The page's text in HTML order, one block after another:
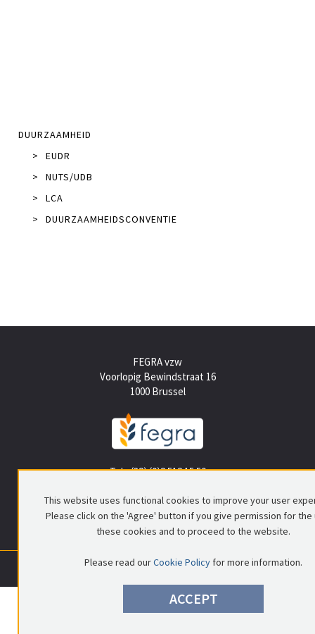
DUURZAAMHEID
>
EUDR
>
NUTS/UDB
>
LCA
>
DUURZAAMHEIDSCONVENTIE
FEGRA vzw
Voorlopig Bewindstraat 16
1000 Brussel
Tel +(32) (0)2 512 15 50
RPR Brussel|© FEGRA| Privacy policy|Disclaimer
This website uses functional cookies to improve your user
Please click on the 'Agree' button if you give permission for the
these cookies and to proceed to the website.
Please read ourCookie Policy for more information.
ACCEPT